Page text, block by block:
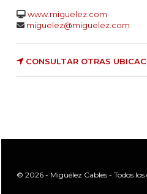
www.miguelez.com
miguelez@miguelez.com
CONSULTAR OTRAS
© 2026 - Miguélez Cables - Todos los